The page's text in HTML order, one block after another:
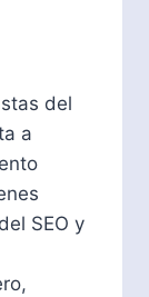
del
a
SEO y